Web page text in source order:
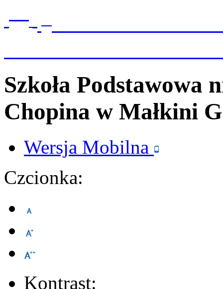
Szkoła Podstawowa
Chopina w Małkini
Wersja Mobilna
Czcionka:
Kontrast: